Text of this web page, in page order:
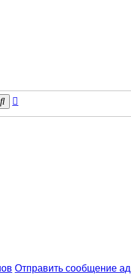
Поиск
Отправить сообщение